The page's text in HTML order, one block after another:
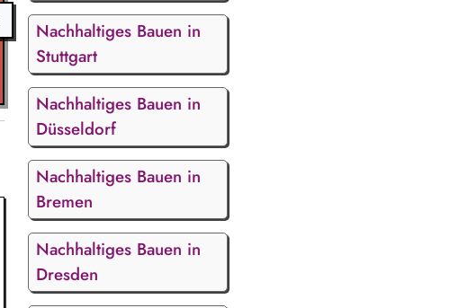
Nachhaltiges Bauen in
Stuttgart
Nachhaltiges Bauen in
Düsseldorf
Nachhaltiges Bauen in
Bremen
Nachhaltiges Bauen in
Dresden